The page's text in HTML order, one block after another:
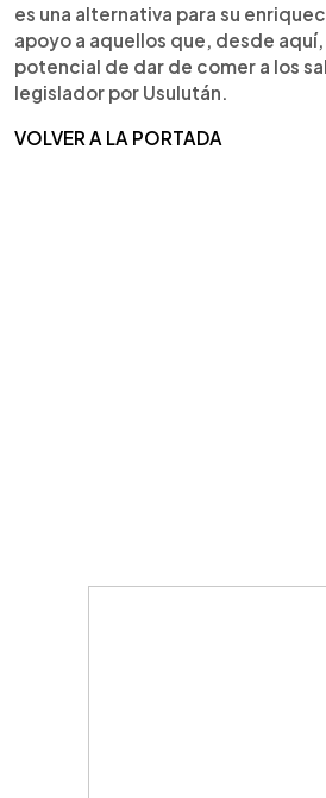
es una alternativa para su
apoyo a aquellos que, desde
potencial de dar de comer a los
legislador por Usulután.
VOLVER A LA PORTADA